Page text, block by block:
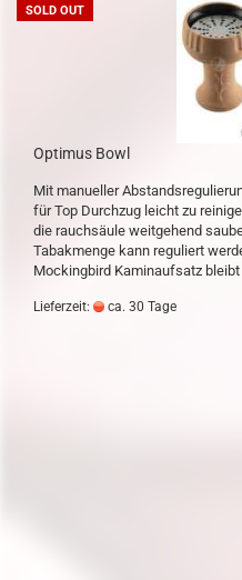
SOLD OUT
Optimus Bowl
Mit manueller
für Top Durchzug leicht zu
die rauchsäule weitgehend
Tabakmenge kann reguliert
Mockingbird Kaminaufsatz
Lieferzeit: ca. 30 Tage